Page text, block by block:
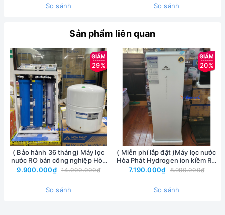
Hệ thống 12 lõi lọc của máy lọc
nước RO tủ đứng Hòa Phát
HPR559:
So sánh So sánh
Sản phẩm liên quan
29%
( Bảo hành 36 tháng) Máy lọc
nước RO bán công nghiệp Hòa
Phát HPT725 10 lõi lọc, công
suất 80L/giờ
9.900.000₫ 14.000.000₫
So sánh
20%
( Miễn phí lắp đặt )Máy lọc nước
Hòa Phát Hydrogen ion kiềm RO
HyperS HPA856 / HPA855 12 lõi
lọc, bảo hành 36 tháng
7.190.000₫ 8.990.000₫
So sánh